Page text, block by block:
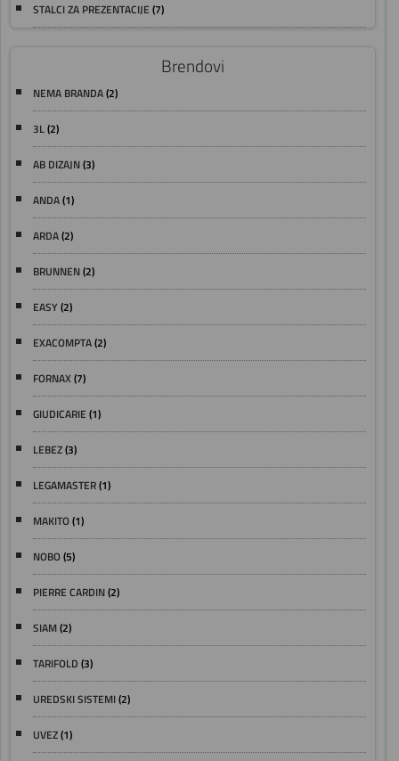
STALCI ZA PREZENTACIJE (7)
Brendovi
NEMA BRANDA(2)
3L(2)
AB DIZAJN(3)
ANDA(1)
ARDA(2)
BRUNNEN(2)
EASY (2)
EXACOMPTA(2)
FORNAX(7)
GIUDICARIE (1)
LEBEZ(3)
LEGAMASTER(1)
MAKITO(1)
NOBO(5)
PIERRE CARDIN(2)
SIAM(2)
TARIFOLD (3)
UREDSKI SISTEMI(2)
UVEZ(1)